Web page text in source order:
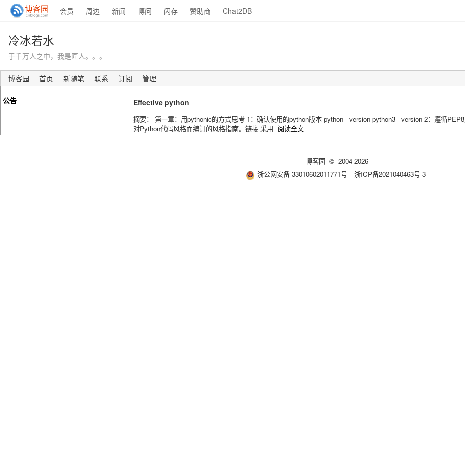
会员 周边 新闻 博问 闪存 赞助商 Chat2DB
冷冰若水
于千万人之中，我是匠人。。。
博客园 首页 新随笔 联系 订阅 管理
Effective python
摘要： 第一章：用pythonic的方式思考 1：确认使用的python版本 python --version python3 --version 2：遵循
对Python代码风格而编订的风格指南。链接 采用 阅读全文
公告
博客园 © 2004-2026
浙公网安备 33010602011771号
浙ICP备2021040463号-3